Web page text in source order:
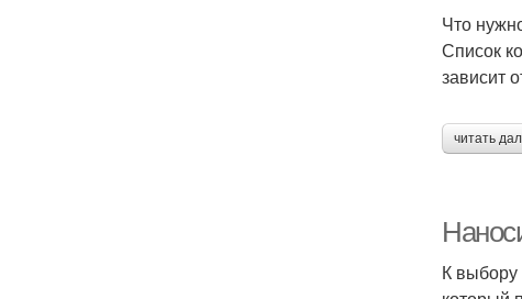
Что
Список
зависит
читать
К выбору